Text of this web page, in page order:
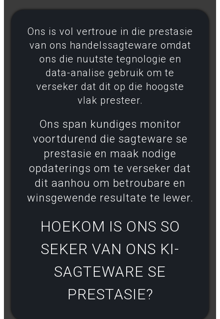
HOEKOM IS ONS SO
SEKER VAN ONS KI-
SAGTEWARE SE
PRESTASIE?
Ons is vol vertroue in die prestasie
van ons handelssagteware omdat
ons die nuutste tegnologie en
data-analise gebruik om te
verseker dat dit op die hoogste
vlak presteer.
Ons span kundiges monitor
voortdurend die sagteware se
prestasie en maak nodige
opdaterings om te verseker dat
dit aanhou om betroubare en
winsgewende resultate te lewer.